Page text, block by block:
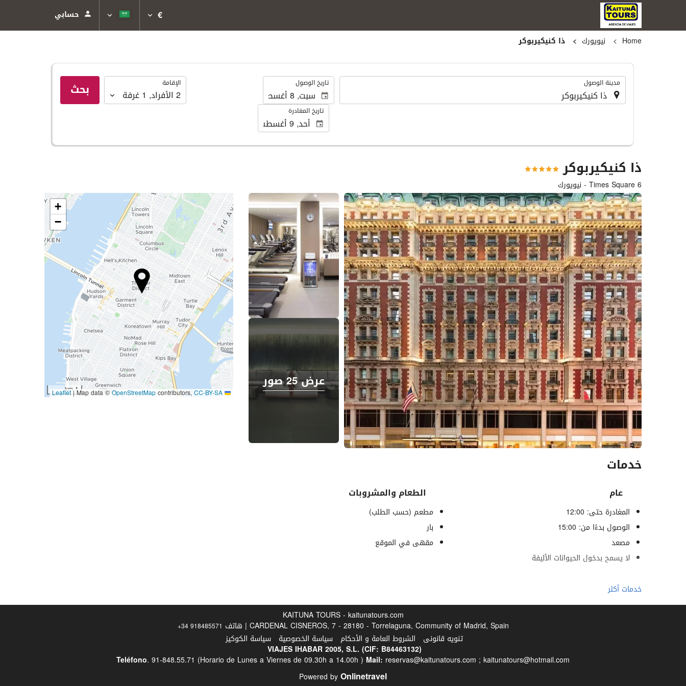
€
حسابي
Home
نيويورك ذا كنيكيربوكر
. مدينة الوصول . تاريخ الوصول
تاريخ المغادرة
الإقامة
الإقامة
2 الأفراد,
1غرفة بحث
ذا كنيكيربوكر
6 Times Square - نيويورك
عرض 25 صور
عرض 25 صور
خدمات
عام
المغادرة حتى: 12:00
الوصول بدءًا من: 15:00
مصعد
لا يسمح بدخول الحيوانات الأليفة
الطعام والمشروبات
مطعم (حسب الطلب)
بار
مقهى في الموقع
خدمات الاستقبال
مكتب استقبال على مدار 24 ساعة
واي فاي مجاني
خدمات أكثر
+
−
1 km
|Map data ©OpenStreetMapcontributors,CC-BY-SA
KAITUNA TOURS - kaitunatours.com
CARDENAL CISNEROS, 7 - 28180 - Torrelaguna, Community of Madrid, Spain | هاتف +34 918485571
تنويه قانونى الشروط العامة و الأحكام سياسة الخصوصية سياسة الكوكيز
VIAJES IHABAR 2005, S.L. (CIF: B84463132)
Teléfono. 91-848.55.71 (Horario de Lunes a Viernes de 09.30h a 14.00h ) Mail: reservas@kaitunatours.com ; kaitunatours@hotmail.com
Powered byOnlinetravel